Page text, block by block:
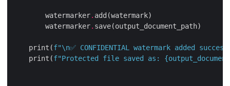
        watermarker
.
        watermarker
.
    print(
f"\n✅ CONFIDENTIAL watermark added
    print(
f"Protected file saved as: {